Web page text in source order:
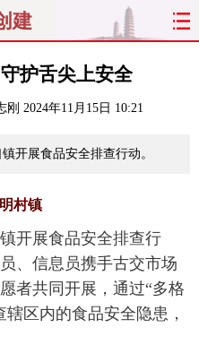
建
太原
文明 出行
综合 专题
政务
最太原 网罗民生
热评 社区
护舌尖上安全
刚 2024年11月15日 10:21
开展食品安全排查行动。
村镇
开展食品安全排查行
、信息员携手古交市场
者共同开展，通过“多格
区内的食品安全隐患，